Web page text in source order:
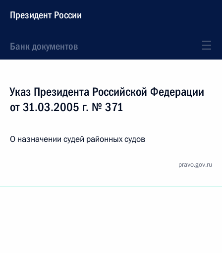
Президент России
Банк документов
Указ Президента Российской Федерации
от 31.03.2005 г. № 371
О назначении судей районных судов
pravo.gov.ru